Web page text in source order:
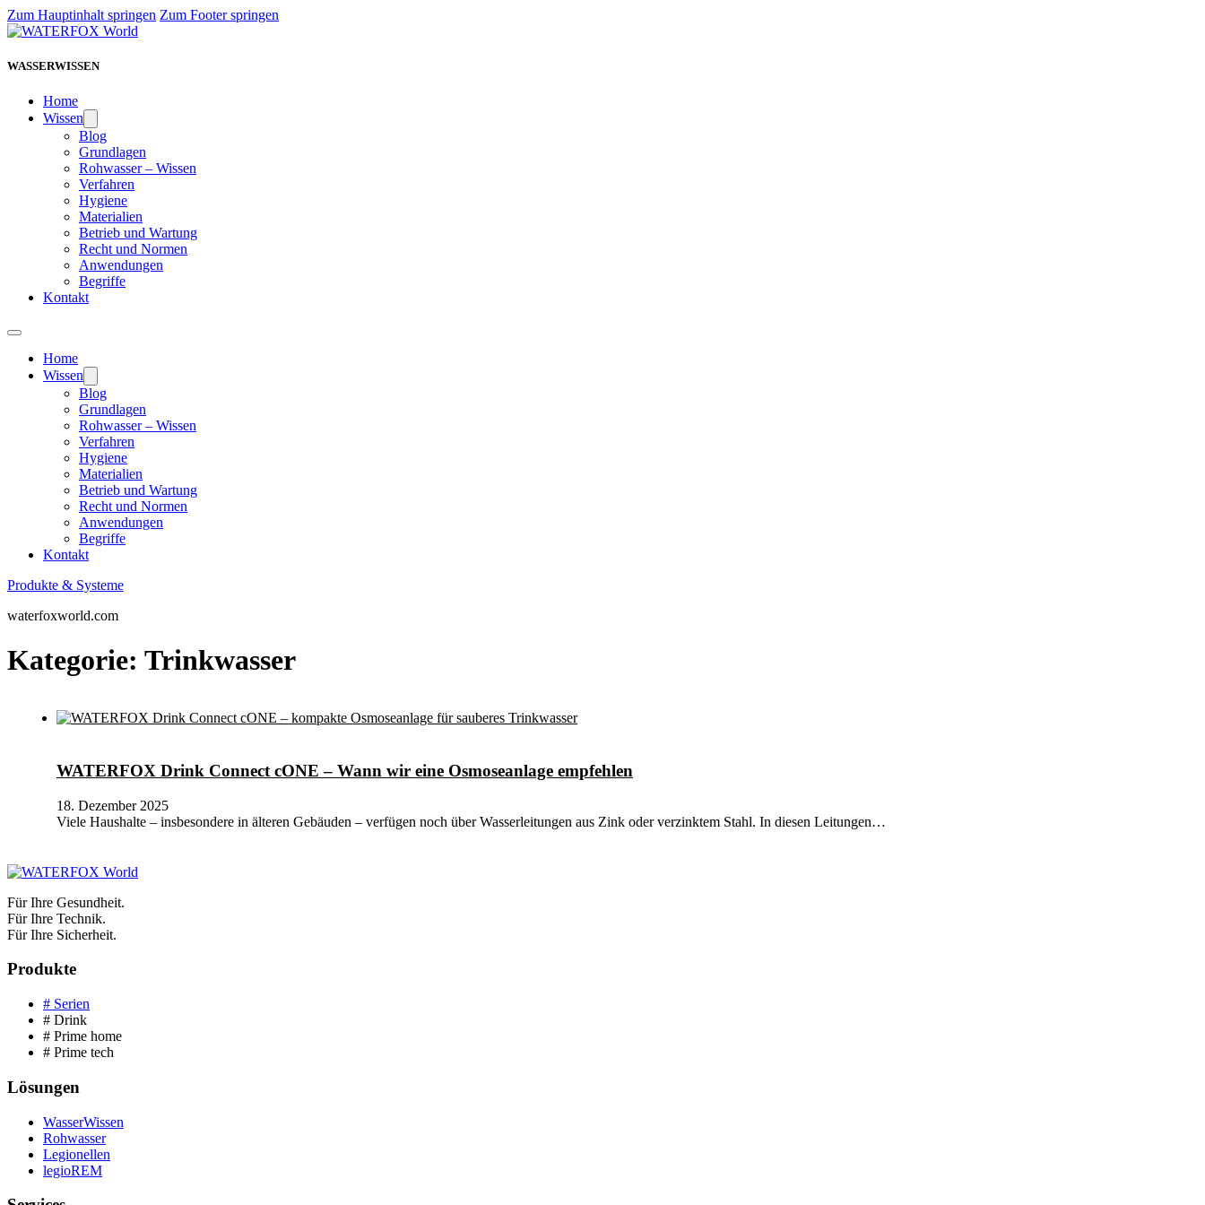
Zum Hauptinhalt springen Zum Footer springen
WASSERWISSEN
Home
Wissen
Blog
Grundlagen
Rohwasser – Wissen
Verfahren
Hygiene
Materialien
Betrieb und Wartung
Recht und Normen
Anwendungen
Begriffe
Kontakt
Home
Wissen
Blog
Grundlagen
Rohwasser – Wissen
Verfahren
Hygiene
Materialien
Betrieb und Wartung
Recht und Normen
Anwendungen
Begriffe
Kontakt
Produkte & Systeme
waterfoxworld.com
Kategorie: Trinkwasser
WATERFOX Drink Connect cONE – Wann wir eine Osmoseanlage empfehlen
18. Dezember 2025
Viele Haushalte – insbesondere in älteren Gebäuden – verfügen noch über Wasserleitungen aus Zink oder verzinktem Stahl. In diesen Leitungen…
Für Ihre Gesundheit.
Für Ihre Technik.
Für Ihre Sicherheit.
Produkte
# Serien
# Drink
# Prime home
# Prime tech
Lösungen
WasserWissen
Rohwasser
Legionellen
legioREM